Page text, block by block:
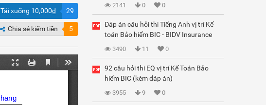
Tải xuống 10,000₫ 29
Chia sẻ kiếm tiền 5
2141 0 0
Đáp án câu hỏi thi Tiếng Anh vị trí Kế
toán Bảo hiểm BIC - BIDV Insurance
3490 11 0
92 câu hỏi thi EQ vị trí Kế Toán Bảo
hiểm BIC (kèm đáp án)
3955 9 0